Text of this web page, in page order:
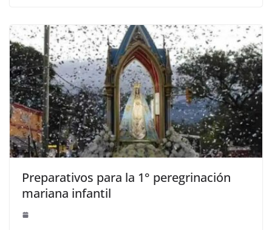
Preparativos para la 1° peregrinación
mariana infantil